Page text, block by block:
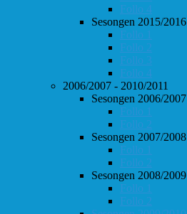
Follo 4
Sesongen 2015/2016
Follo 1
Follo 2
Follo 3
Follo 4
2006/2007 - 2010/2011
Sesongen 2006/2007
Follo 1
Follo 2
Sesongen 2007/2008
Follo 1
Follo 2
Sesongen 2008/2009
Follo 1
Follo 2